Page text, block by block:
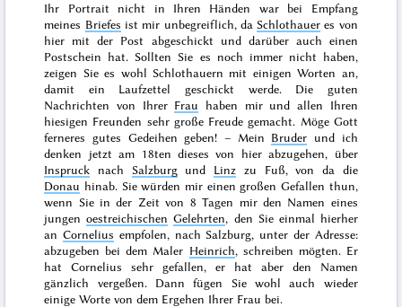
Ihr Portrait nicht in Ihren Händen war bei Empfang
meines Briefes ist mir unbegreiflich, da Schlothauer es von
hier mit der Post abgeschickt und darüber auch einen
Postschein hat. Sollten Sie es noch immer nicht haben,
zeigen Sie es wohl Schlothauern mit einigen Worten an,
damit ein Laufzettel geschickt werde. Die guten
Nachrichten von Ihrer Frau haben mir und allen Ihren
hiesigen Freunden sehr große Freude gemacht. Möge Gott
ferneres gutes Gedeihen geben! – Mein Bruder und ich
denken jetzt am 18ten dieses von hier abzugehen, über
Inspruck nach Salzburgund Linz zu Fuß, von da die
Donau hinab. Sie würden mir einen großen Gefallen thun,
wenn Sie in der Zeit von 8 Tagen mir den Namen eines
jungenoestreichischen Gelehrten, den Sie einmal hierher
anCornelius empfolen, nach Salzburg, unter der Adresse:
abzugeben bei dem Maler Heinrich, schreiben mögten. Er
hat Cornelius sehr gefallen, er hat aber den Namen
gänzlich vergeßen. Dann fügen Sie wohl auch wieder
einige Worte von dem Ergehen Ihrer Frau bei.